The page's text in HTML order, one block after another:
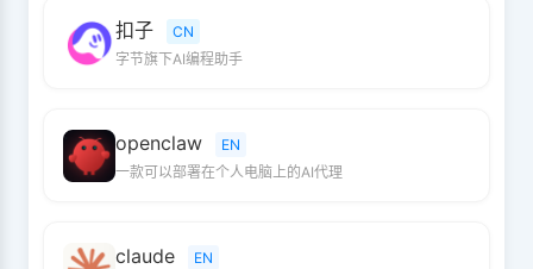
扣子
CN
字节旗下AI编程助手
openclaw
EN
一款可以部署在个人电脑上的AI代理
claude
EN